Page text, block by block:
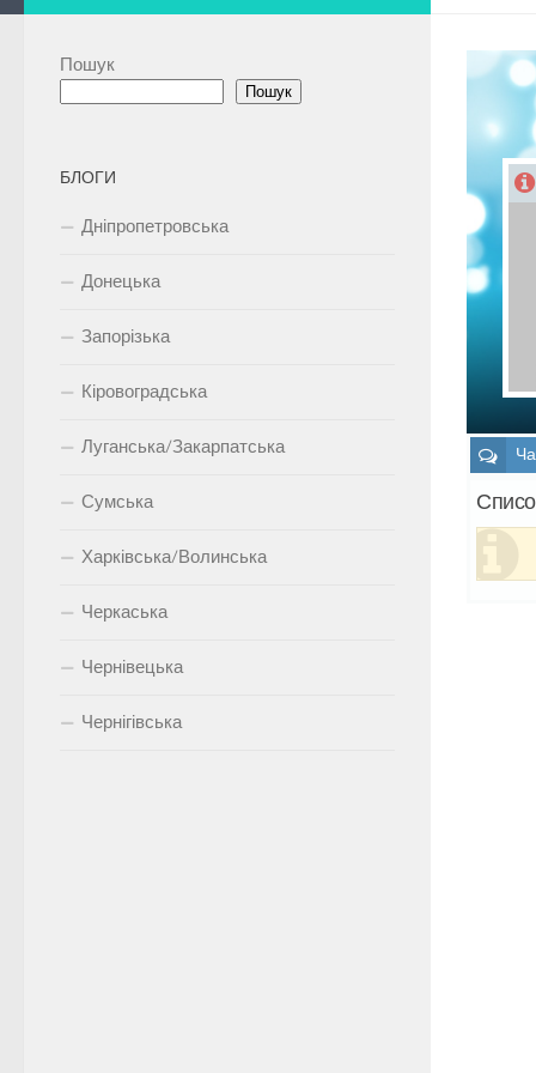
Пошук
Пошук
БЛОГИ
Дніпропетровська
Донецька
Запорізька
Кіровоградська
Луганська/Закарпатська
Сумська
Харківська/Волинська
Черкаська
Чернівецька
Чернігівська